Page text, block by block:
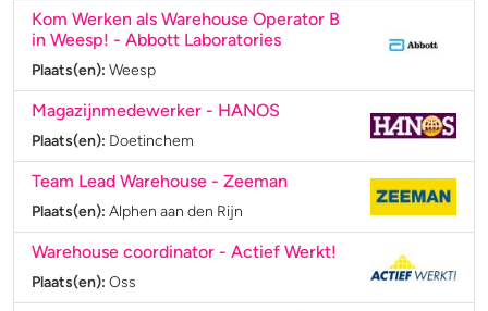
Kom Werken als Warehouse Operator B
in Weesp! - Abbott Laboratories
Plaats(en): Weesp
Magazijnmedewerker - HANOS
Plaats(en): Doetinchem
Team Lead Warehouse - Zeeman
Plaats(en): Alphen aan den Rijn
Warehouse coordinator - Actief Werkt!
Plaats(en): Oss